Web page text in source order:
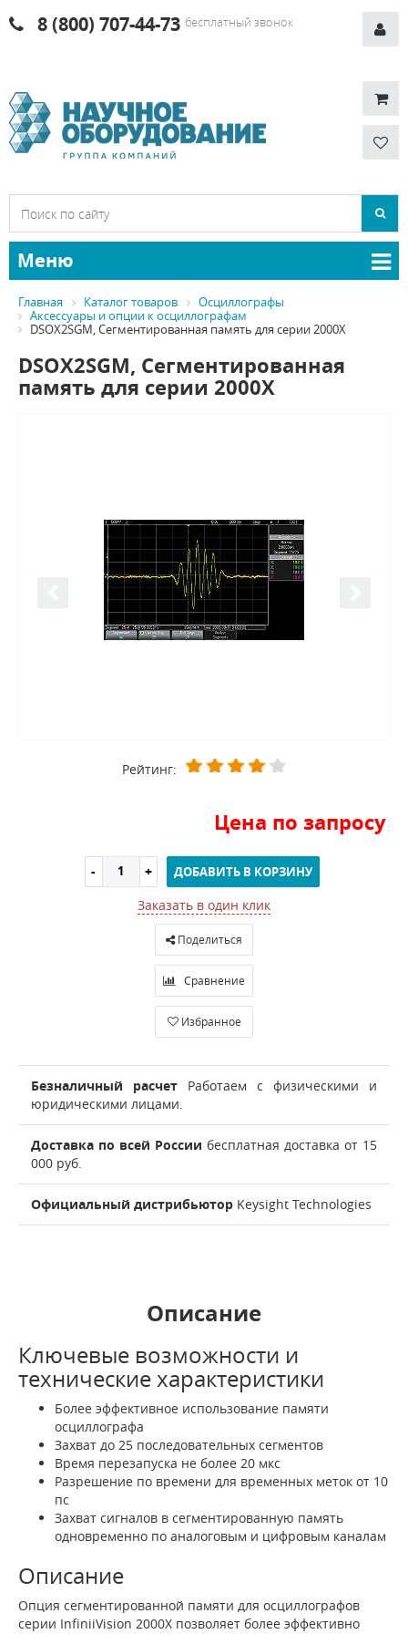
8 (800) 707-44-73 бесплатный звонок
Меню
Главная Каталог товаров
Осциллографы
Аксессуары и опции к осциллографам
DSOX2SGM, Сегментированная память для серии 2000X
DSOX2SGM, Сегментированная
память для серии 2000X
Рейтинг:
Цена по запросу
ДОБАВИТЬ В КОРЗИНУ
Заказать в один клик
Поделиться
Сравнение
Избранное
Безналичный расчет Работаем с физическими и
юридическими лицами.
Доставка по всей России бесплатная доставка от 15
000 руб.
Официальный дистрибьютор Keysight Technologies
Описание
Ключевые возможности и
технические характеристики
Более эффективное использование памяти
осциллографа
Захват до 25 последовательных сегментов
Время перезапуска не более 20 мкс
Разрешение по времени для временных меток от 10
пс
Захват сигналов в сегментированную память
одновременно по аналоговым и цифровым каналам
Описание
Опция сегментированной памяти для осциллографов
серии InfiniiVision 2000X позволяет более эффективно